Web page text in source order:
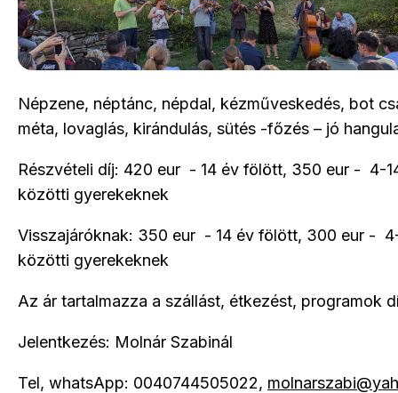
Népzene, néptánc, népdal, kézműveskedés, bot
méta, lovaglás, kirándulás, sütés -főzés – jó
Részvételi díj: 420 eur - 14 év fölött, 350 eur - 4-
közötti gyerekeknek
Visszajáróknak: 350 eur - 14 év fölött, 300 eur -
közötti gyerekeknek
Az ár tartalmazza a szállást, étkezést, programok
Jelentkezés: Molnár Szabinál
Tel, whatsApp: 0040744505022,